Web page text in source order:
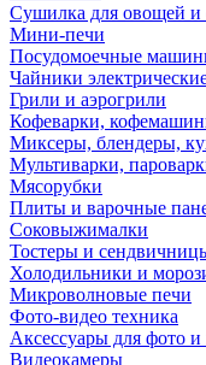
Сушилка для овощей и
Мини-печи
Посудомоечные
Чайники
Грили и аэрогрили
Кофеварки,
Миксеры, блендеры,
Мультиварки,
Мясорубки
Плиты и варочные
Соковыжималки
Тостеры и
Холодильники и
Микроволновые печи
Фото-видео техника
Аксессуары для фото и
Видеокамеры